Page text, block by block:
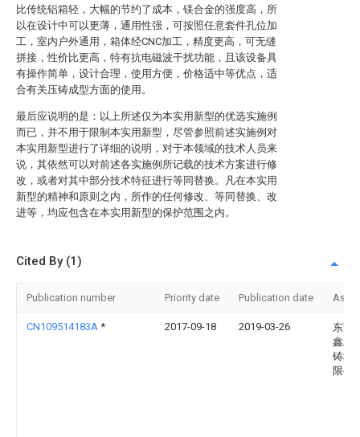
比传统铝箱轻，大幅的节约了成本，镁合金的强度高，所
以在设计中可以更薄，通用性强，可按照任意套件孔位加
工，室内户外通用，箱体经CNC加工，精度更高，可无缝
拼接，性价比更高，特有抗电磁波干扰功能，且该设备具
有操作简单，设计合理，使用方便，价格适中等优点，适
合有关压铸成型方面的使用。
最后应说明的是：以上所述仅为本实用新型的优选实施例
而已，并不用于限制本实用新型，尽管参照前述实施例对
本实用新型进行了详细的说明，对于本领域的技术人员来
说，其依然可以对前述各实施例所记载的技术方案进行修
改，或者对其中部分技术特征进行等同替换。凡在本实用
新型的精神和原则之内，所作的任何修改、等同替换、改
进等，均应包含在本实用新型的保护范围之内。
Cited By (1)
Publication number Priority date Publication date
CN109514183A * 2017-09-18 2019-03-26
东莞
鑫精
铸科
限公